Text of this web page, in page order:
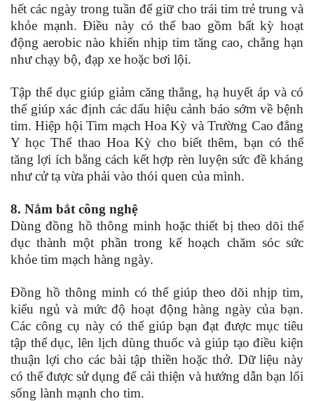
hết các ngày trong tuần để giữ cho trái tim trẻ trung và
khỏe mạnh. Điều này có thể bao gồm bất kỳ hoạt
động aerobic nào khiến nhịp tim tăng cao, chẳng hạn
như chạy bộ, đạp xe hoặc bơi lội.
Tập thể dục giúp giảm căng thẳng, hạ huyết áp và có
thể giúp xác định các dấu hiệu cảnh báo sớm về bệnh
tim. Hiệp hội Tim mạch Hoa Kỳ và Trường Cao đẳng
Y học Thể thao Hoa Kỳ cho biết thêm, bạn có thể
tăng lợi ích bằng cách kết hợp rèn luyện sức đề kháng
như cử tạ vừa phải vào thói quen của mình.
8. Nắm bắt công nghệ
Dùng đồng hồ thông minh hoặc thiết bị theo dõi thể
dục thành một phần trong kế hoạch chăm sóc sức
khỏe tim mạch hàng ngày.
Đồng hồ thông minh có thể giúp theo dõi nhịp tim,
kiểu ngủ và mức độ hoạt động hàng ngày của bạn.
Các công cụ này có thể giúp bạn đạt được mục tiêu
tập thể dục, lên lịch dùng thuốc và giúp tạo điều kiện
thuận lợi cho các bài tập thiền hoặc thở. Dữ liệu này
có thể được sử dụng để cải thiện và hướng dẫn bạn lối
sống lành mạnh cho tim.